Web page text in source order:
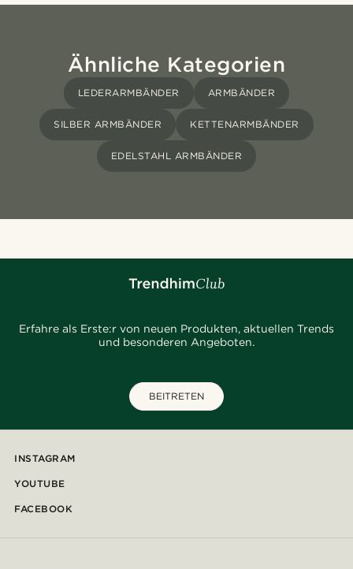
Ähnliche Kategorien
LEDERARMBÄNDER ARMBÄNDER
SILBER ARMBÄNDER KETTENARMBÄNDER
EDELSTAHL ARMBÄNDER
Erfahre als Erste:r von neuen Produkten, aktuellen Trends
und besonderen Angeboten.
BEITRETEN
INSTAGRAM
YOUTUBE
FACEBOOK